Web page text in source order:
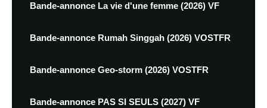
Bande-annonce La vie d'une femme (2026) VF
Bande-annonce Rumah Singgah (2026) VOSTFR
Bande-annonce Geo-storm (2026) VOSTFR
Bande-annonce PAS SI SEULS (2027) VF